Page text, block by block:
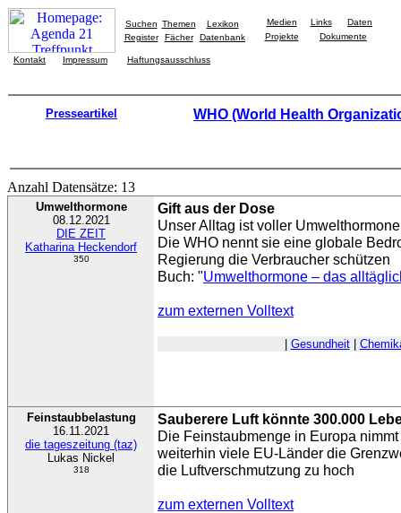
Suchen Themen
Lexikon
Register
Fächer Datenbank
Medien Links
Daten
Projekte
Dokumente
Kontakt Impressum Haftungsausschluss
Presseartikel WHO (World Health
Anzahl Datensätze: 13
Umwelthormone
08.12.2021
DIE ZEIT
Katharina Heckendorf
350
Gift aus der Dose
Unser Alltag ist voller
Die WHO nennt sie eine globale
Regierung die Verbraucher schützen
Buch: "Umwelthormone – das
zum externen Volltext
Gesundheit|
Feinstaubbelastung
16.11.2021
die tageszeitung (taz)
Lukas Nickel
318
Sauberere Luft könnte 300.000
Die Feinstaubmenge in Europa
weiterhin viele EU-Länder die
die Luftverschmutzung zu hoch
zum externen Volltext